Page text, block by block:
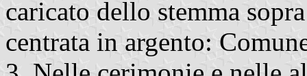
caricato dello stemma
centrata in argento: